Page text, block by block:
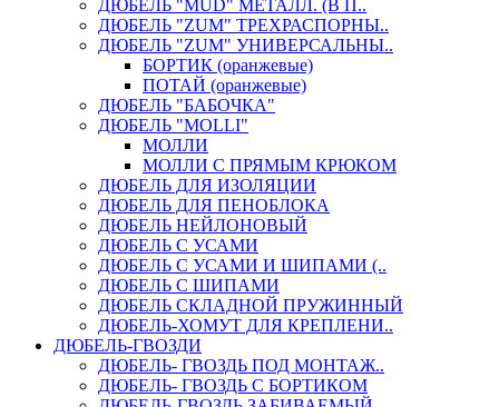
ДЮБЕЛЬ "MUD" МЕТАЛЛ. (В П..
ДЮБЕЛЬ "ZUM" ТРЕХРАСПОРНЫ..
ДЮБЕЛЬ "ZUM" УНИВЕРСАЛЬНЫ..
БОРТИК (оранжевые)
ПОТАЙ (оранжевые)
ДЮБЕЛЬ "БАБОЧКА"
ДЮБЕЛЬ "МOLLI"
МОЛЛИ
МОЛЛИ С ПРЯМЫМ КРЮКОМ
ДЮБЕЛЬ ДЛЯ ИЗОЛЯЦИИ
ДЮБЕЛЬ ДЛЯ ПЕНОБЛОКА
ДЮБЕЛЬ НЕЙЛОНОВЫЙ
ДЮБЕЛЬ С УСАМИ
ДЮБЕЛЬ С УСАМИ И ШИПАМИ (..
ДЮБЕЛЬ С ШИПАМИ
ДЮБЕЛЬ СКЛАДНОЙ ПРУЖИННЫЙ
ДЮБЕЛЬ-ХОМУТ ДЛЯ КРЕПЛЕНИ..
ДЮБЕЛЬ-ГВОЗДИ
ДЮБЕЛЬ- ГВОЗДЬ ПОД МОНТАЖ..
ДЮБЕЛЬ- ГВОЗДЬ С БОРТИКОМ